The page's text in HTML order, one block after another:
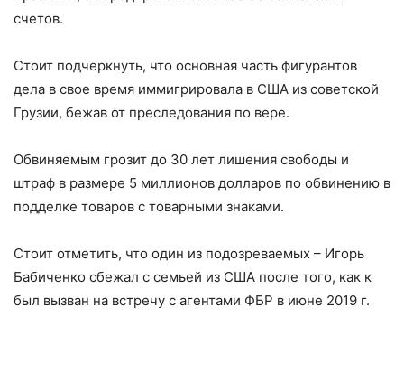
счетов.
Стоит подчеркнуть, что основная часть фигурантов
дела в свое время иммигрировала в США из советской
Грузии, бежав от преследования по вере.
Обвиняемым грозит до 30 лет лишения свободы и
штраф в размере 5 миллионов долларов по обвинению в
подделке товаров с товарными знаками.
Стоит отметить, что один из подозреваемых – Игорь
Бабиченко сбежал с семьей из США после того, как к
был вызван на встречу с агентами ФБР в июне 2019 г.